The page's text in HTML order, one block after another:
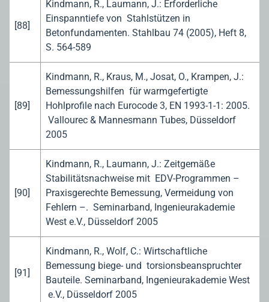
[88]
Kindmann, R., Laumann, J.: Erforderliche
Einspanntiefe von Stahlstützen in
Betonfundamenten. Stahlbau 74 (2005), Heft 8,
S. 564-589
[89]
Kindmann, R., Kraus, M., Josat, O., Krampen, J.:
Bemessungshilfen für warmgefertigte
Hohlprofile nach Eurocode 3, EN 1993-1-1: 2005.
Vallourec & Mannesmann Tubes, Düsseldorf
2005
[90]
Kindmann, R., Laumann, J.: Zeitgemäße
Stabilitätsnachweise mit EDV-Programmen –
Praxisgerechte Bemessung, Vermeidung von
Fehlern –. Seminarband, Ingenieurakademie
West e.V., Düsseldorf 2005
[91]
Kindmann, R., Wolf, C.: Wirtschaftliche
Bemessung biege- und torsionsbeanspruchter
Bauteile. Seminarband, Ingenieurakademie West
e.V., Düsseldorf 2005